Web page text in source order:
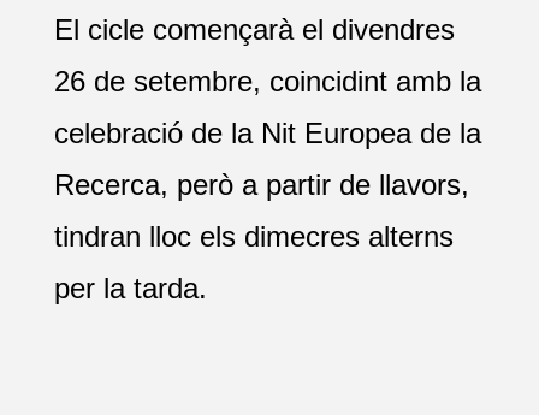
El cicle començarà el divendres
26 de setembre, coincidint amb la
celebració de la Nit Europea de la
Recerca, però a partir de llavors,
tindran lloc els dimecres alterns
per la tarda.